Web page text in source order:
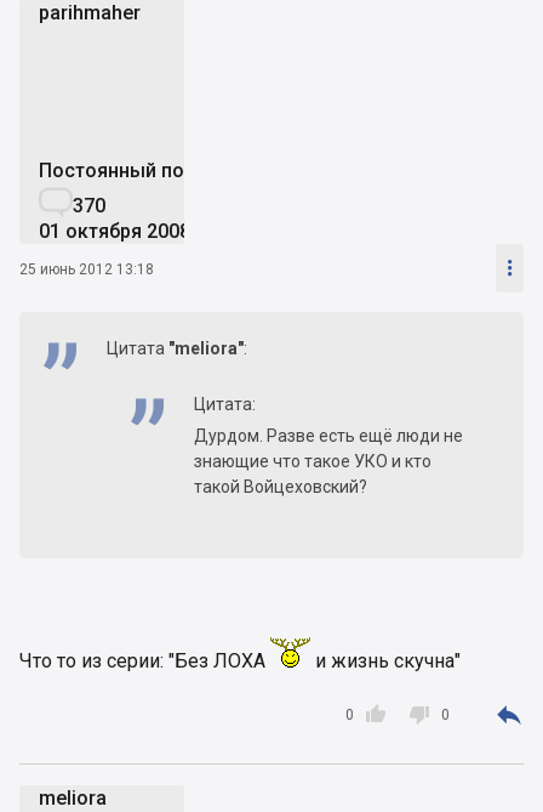
parihmaher
Постоянный пользователь
370
01 октября 2008
25 июнь 2012 13:18 
Цитата "meliora":
Цитата:
Дурдом. Разве есть ещё люди не
знающие что такое УКО и кто
такой Войцеховский?
Что то из серии: "Без ЛОХА и жизнь скучна"

0  0 
meliora